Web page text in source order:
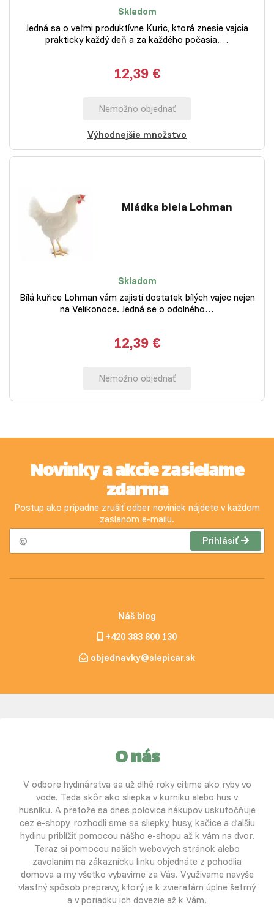
Skladom
Jedná sa o veľmi produktívne Kuric, ktorá znesie vajcia
prakticky každý deň a za každého počasia.…
12,39 €
Nemožno objednať
Výhodnejšie množstvo
Mládka biela Lohman
Skladom
Bílá kuřice Lohman vám zajistí dostatek bílých vajec nejen
na Velikonoce. Jedná se o odolného…
12,39 €
Nemožno objednať
Novinky a akcie zasielame
zdarma
Postup ako prípadne zrušiť odber noviniek nájdete v každom
zaslanom e-mailu.
Prihlásiť
Náš blog
+420 383 800 130
objednavky@slepicar.sk
O nás
V odbore hydinárstva sa už dlhé roky cítime ako ryby vo
vode. Teda skôr ako sliepka v kurníku alebo hus v
husníku. A pretože sa dnes polovica nákupov uskutočňuje
cez e-shopy, rozhodli sme sa sliepky, husy, kačice a ďalšiu
hydinu priblížiť pomocou nášho e-shopu až k vám na dvor.
Teraz si pomocou našich webových stránok alebo
zavolaním na zákaznícku linku objednáte z pohodlia
domova a my všetko vybavíme za Vás. Využívame navyše
vlastný spôsob prepravy, ktorý je k zvieratám úplne šetrný
a v poriadku ich dovezie až k Vám.